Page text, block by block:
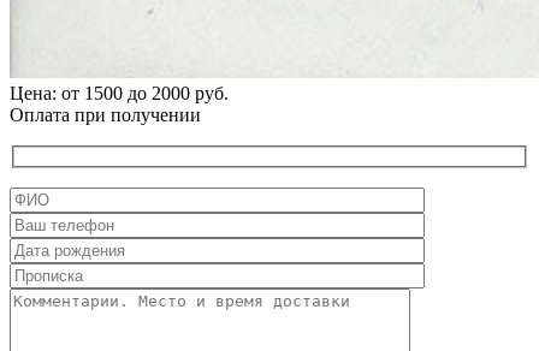
Цена: от 1500 до 2000 руб.
Оплата при получении